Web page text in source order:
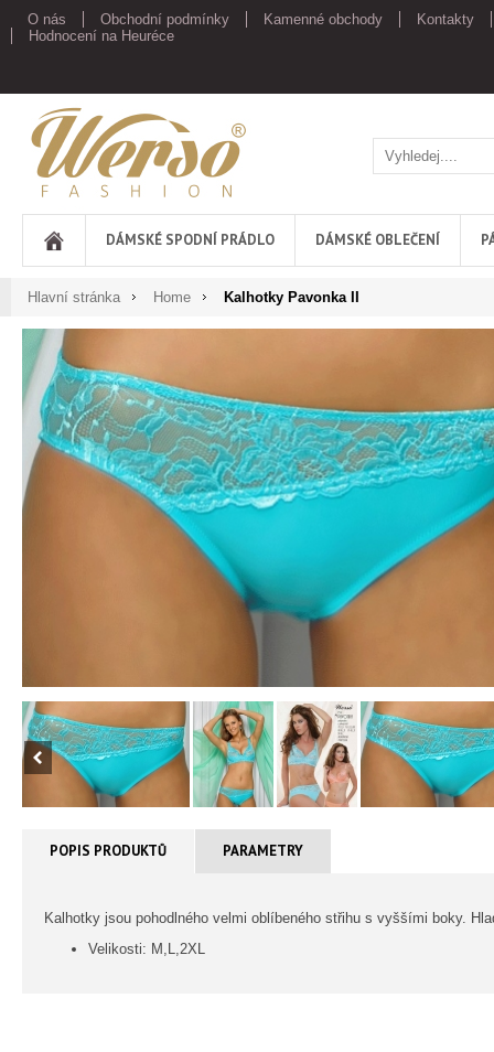
O nás Obchodní podmínky Kamenné obchody
Kontakty
Hodnocení na Heuréce
Werso
DÁMSKÉ SPODNÍ PRÁDLO DÁMSKÉ OBLEČENÍ
Hlavní stránka Home Kalhotky Pavonka II
POPIS PRODUKTŮ PARAMETRY
Kalhotky jsou pohodlného velmi oblíbeného střihu s vyššími boky.
Velikosti: M,L,2XL